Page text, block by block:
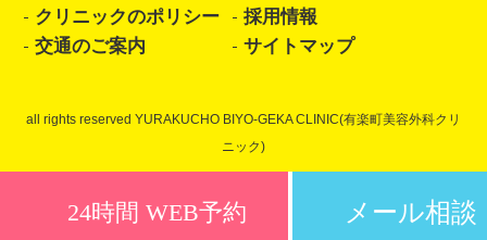
クリニックのポリシー
採用情報
交通のご案内
サイトマップ
all rights reserved YURAKUCHO BIYO-GEKA CLINIC(有楽町美容外科クリ
ニック)